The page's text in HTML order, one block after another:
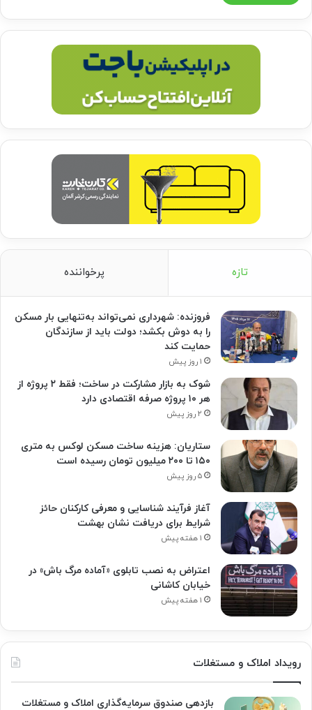
تازه پرخواننده
فروزنده: شهرداری نمی‌تواند به‌تنهایی بار مسکن
را به دوش بکشد؛ دولت باید از سازندگان
حمایت کند
۱ روز پیش
شوک به بازار مشارکت در ساخت؛ فقط ۲ پروژه از
هر ۱۰ پروژه صرفه اقتصادی دارد
۲ روز پیش
ستاریان: هزینه ساخت مسکن لوکس به متری
۱۵۰ تا ۲۰۰ میلیون تومان رسیده است
۵ روز پیش
آغاز فرآیند شناسایی و معرفی کارکنان حائز
شرایط برای دریافت نشان بهشت
۱ هفته پیش
اعتراض به نصب تابلوی «آماده مرگ باش» در
خیابان کاشانی
۱ هفته پیش
رویداد املاک و مستغلات
بازدهی صندوق سرمایه‌گذاری املاک و مستغلات